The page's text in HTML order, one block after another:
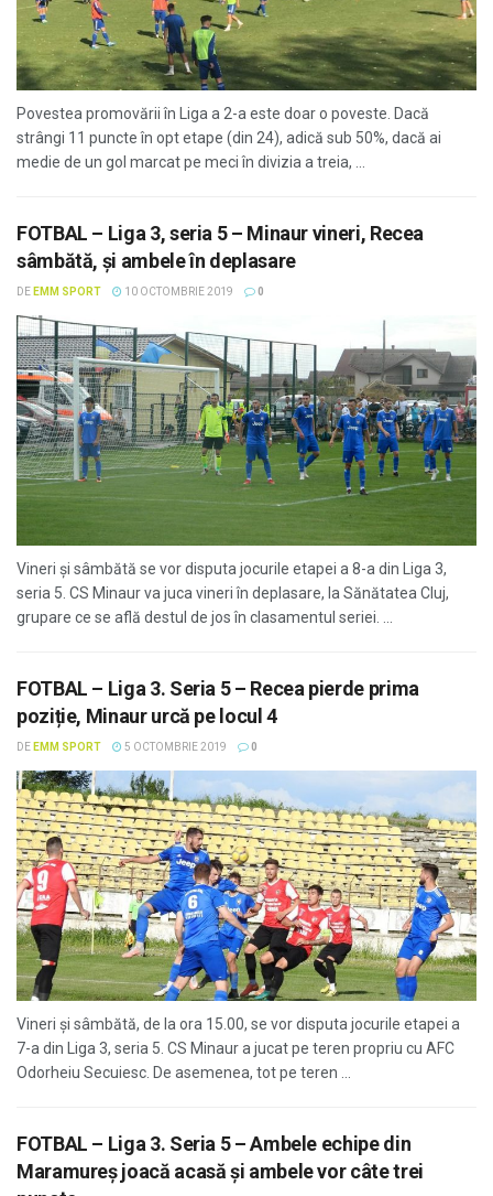
Povestea promovării în Liga a 2-a este doar o poveste. Dacă
strângi 11 puncte în opt etape (din 24), adică sub 50%, dacă ai
medie de un gol marcat pe meci în divizia a treia, ...
FOTBAL – Liga 3, seria 5 – Minaur vineri, Recea
sâmbătă, și ambele în deplasare
DE EMM SPORT 10 OCTOMBRIE 2019 0
Vineri și sâmbătă se vor disputa jocurile etapei a 8-a din Liga 3,
seria 5. CS Minaur va juca vineri în deplasare, la Sănătatea Cluj,
grupare ce se află destul de jos în clasamentul seriei. ...
FOTBAL – Liga 3. Seria 5 – Recea pierde prima
poziție, Minaur urcă pe locul 4
DE EMM SPORT 5 OCTOMBRIE 2019 0
Vineri și sâmbătă, de la ora 15.00, se vor disputa jocurile etapei a
7-a din Liga 3, seria 5. CS Minaur a jucat pe teren propriu cu AFC
Odorheiu Secuiesc. De asemenea, tot pe teren ...
FOTBAL – Liga 3. Seria 5 – Ambele echipe din
Maramureș joacă acasă și ambele vor câte trei